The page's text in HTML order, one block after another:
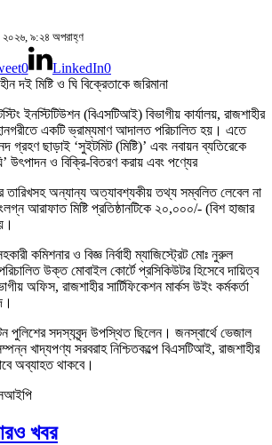
২০২৬, ৯:২৪ অপরাহ্ণ
0 LinkedIn0
ইনস্টিটিউশন (বিএসটিআই) বিভাগীয় কার্যালয়, রাজশাহীর
একটি ভ্রাম্যমাণ আদালত পরিচালিত হয়। এতে
ছাড়াই ‘সুইটমিট (মিষ্টি)’ এবং নবায়ন ব্যতিরেকে
উৎপাদন ও বিক্রি-বিতরণ করায় এবং পণ্যের
তারিখসহ অন্যান্য অত্যাবশ্যকীয় তথ্য সম্বলিত লেবেল না
আরাফাত মিষ্টি প্রতিষ্ঠানটিকে ২০,০০০/- (বিশ হাজার
কমিশনার ও বিজ্ঞ নির্বাহী ম্যাজিস্ট্রেট মোঃ নুরুল
উক্ত মোবাইল কোর্টে প্রসিকিউটর হিসেবে দায়িত্ব
অফিস, রাজশাহীর সার্টিফিকেশন মার্কস উইং কর্মকর্তা
পুলিশের সদস্যবৃন্দ উপস্থিত ছিলেন। জনস্বার্থে ভেজাল
খাদ্যপণ্য সরবরাহ নিশ্চিতকল্পে বিএসটিআই, রাজশাহীর
অব্যাহত থাকবে।
খবর